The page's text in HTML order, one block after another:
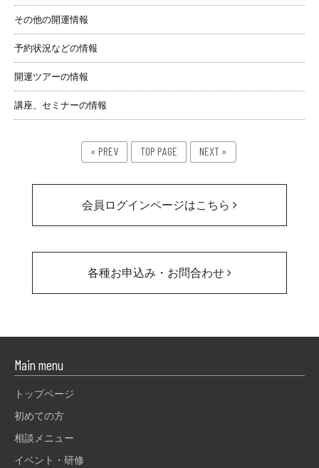
その他の開運情報
予約状況などの情報
開運ツアーの情報
講座、セミナーの情報
« PREV TOP PAGE NEXT »
会員ログインページはこちら
各種お申込み・お問合わせ
Main menu
トップページ
初めての方
相談メニュー
イベント・研修